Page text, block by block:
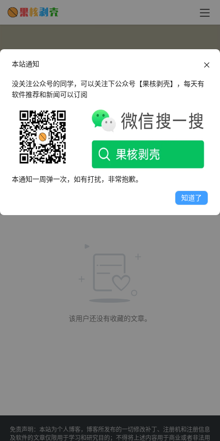
Roar
这个人很懒，什么都没有留下～
该用户还没有收藏的文章。
免责声明：本站为个人博客，博客所发布的一切修改补丁、注册机和注册信息
及软件的文章仅限用于学习和研究目的；不得将上述内容用于商业或者非法用
本站通知
没关注公众号的同学，可以关注下公众号【果核剥壳】，每天有
软件推荐和新闻可以订阅
本通知一周弹一次，如有打扰，非常抱歉。
知道了